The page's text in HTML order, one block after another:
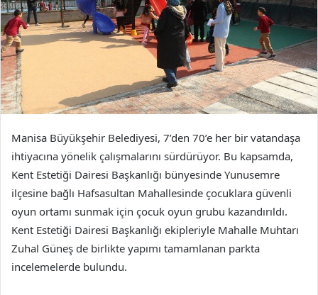
Manisa Büyükşehir Belediyesi, 7’den 70’e her bir vatandaşa
ihtiyacına yönelik çalışmalarını sürdürüyor. Bu kapsamda,
Kent Estetiği Dairesi Başkanlığı bünyesinde Yunusemre
ilçesine bağlı Hafsasultan Mahallesinde çocuklara güvenli
oyun ortamı sunmak için çocuk oyun grubu kazandırıldı.
Kent Estetiği Dairesi Başkanlığı ekipleriyle Mahalle Muhtarı
Zuhal Güneş de birlikte yapımı tamamlanan parkta
incelemelerde bulundu.